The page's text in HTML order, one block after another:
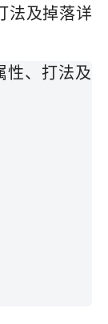
法及掉落详